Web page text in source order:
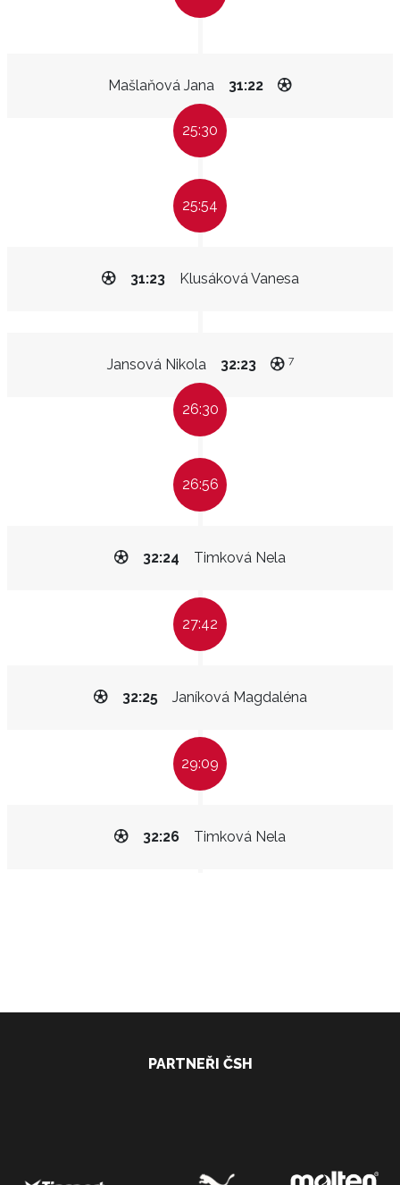
Mašlaňová Jana 31:22
25:30
25:54
Klusáková Vanesa
31:23
Jansová Nikola 32:23 7
26:30
26:56
Timková Nela
32:24
27:42
Janíková Magdaléna
32:25
29:09
Timková Nela
32:26
PARTNEŘI ČSH